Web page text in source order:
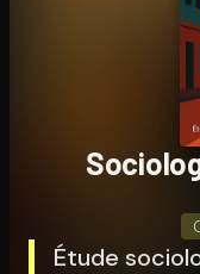
Étude